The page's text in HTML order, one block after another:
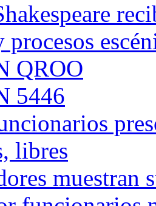
procesos
QROO
5446
libres
muestran